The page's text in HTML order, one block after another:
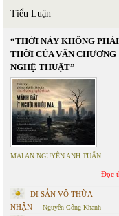
Tiểu Luận
“THỜI NÀY KHÔNG
THỜI CỦA VĂN CHƯƠNG
NGHỆ THUẬT”
MAI AN NGUYỄN ANH TUẤN
Đọc
DI SẢN VÔ THỪA
NHẬN
Nguyễn Công Khanh